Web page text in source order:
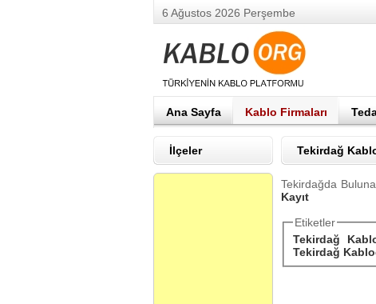
6 Ağustos 2026 Perşembe
Ana Sayfa Kablo Firmaları
İlçeler Tekirdağ
Tekirdağda
Kayıt
Etiketler
Tekirdağ
Tekirdağ